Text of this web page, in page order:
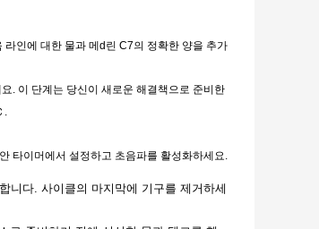
인에 대한 물과 메d린 C7의 정확한 양을 추가
. 이 단계는 당신이 새로운 해결책으로 준비한
.
타이머에서 설정하고 초음파를 활성화하세요.
니다. 사이클의 마지막에 기구를 제거하세